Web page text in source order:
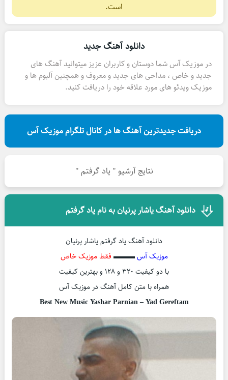
است.
دانلود آهنگ جدید
در موزیک آس شما دوستان و کاربران عزیز میتوانید آهنگ های
جدید و خاص ، مداحی های جدید و معروف و همچنین آلبوم ها و
موزیک ویدئو های مورد علاقه خود را دریافت کنید.
دریافت جدیدترین آهنگ ها در کانال تلگرام موزیک آس
نتایج آرشیو " یاد گرفتم "
دانلود آهنگ یاشار پرنیان به نام یاد گرفتم
دانلود آهنگ یاد گرفتم یاشار پرنیان
موزیک آس▬▬▬ فقط موزیک خاص
با دو کیفیت ۳۲۰ و ۱۲۸ و بهترین کیفیت
همراه با متن کامل آهنگ در موزیک آس
Best New Music Yashar Parnian – Yad Gereftam